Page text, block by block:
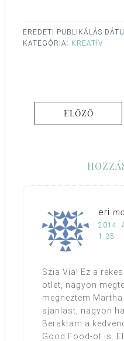
EREDETI PUBLIKÁLÁS
KATEGÓRIA: KREATÍV
ELŐZŐ
eri
2014.
1:35
Szia Via! Ez a
otlet, nagyon
megneztem
ajanlast, nagyon
Beraktam a
Good Food-ot is.